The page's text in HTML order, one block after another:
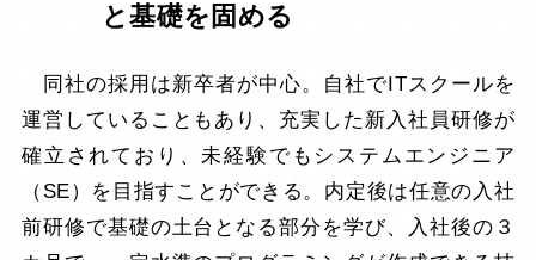
と基礎を固める
同社の採用は新卒者が中心。自社でITスクールを
運営していることもあり、充実した新入社員研修が
確立されており、未経験でもシステムエンジニア
（SE）を目指すことができる。内定後は任意の入社
前研修で基礎の土台となる部分を学び、入社後の３